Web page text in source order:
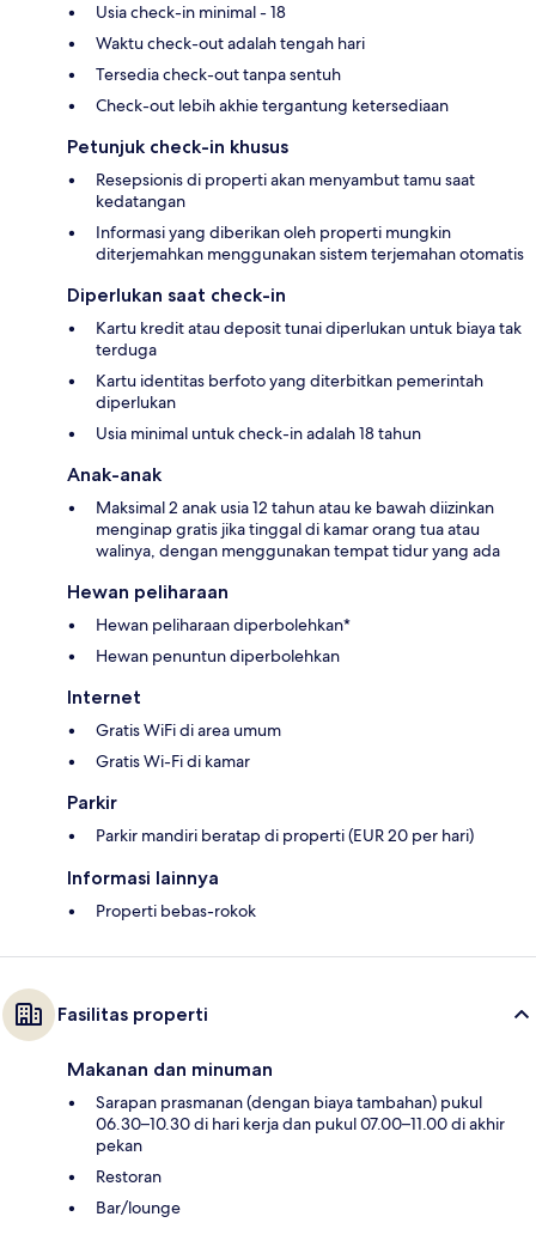
Usia check-in minimal - 18
Waktu check-out adalah tengah hari
Tersedia check-out tanpa sentuh
Check-out lebih akhie tergantung ketersediaan
Petunjuk check-in khusus
Resepsionis di properti akan menyambut tamu saat
kedatangan
Informasi yang diberikan oleh properti mungkin
diterjemahkan menggunakan sistem terjemahan otomatis
Diperlukan saat check-in
Kartu kredit atau deposit tunai diperlukan untuk biaya tak
terduga
Kartu identitas berfoto yang diterbitkan pemerintah
diperlukan
Usia minimal untuk check-in adalah 18 tahun
Anak-anak
Maksimal 2 anak usia 12 tahun atau ke bawah diizinkan
menginap gratis jika tinggal di kamar orang tua atau
walinya, dengan menggunakan tempat tidur yang ada
Hewan peliharaan
Hewan peliharaan diperbolehkan*
Hewan penuntun diperbolehkan
Internet
Gratis WiFi di area umum
Gratis Wi-Fi di kamar
Parkir
Parkir mandiri beratap di properti (EUR 20 per hari)
Informasi lainnya
Properti bebas-rokok
Fasilitas properti
Makanan dan minuman
Sarapan prasmanan (dengan biaya tambahan) pukul
06.30–10.30 di hari kerja dan pukul 07.00–11.00 di akhir
pekan
Restoran
Bar/lounge